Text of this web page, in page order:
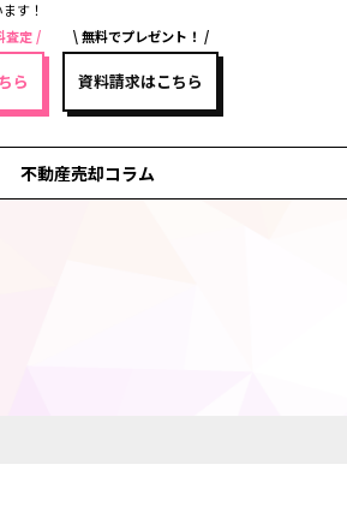
す！
査定
ら
無料でプレゼント！
資料請求はこちら
不動産売却コラム